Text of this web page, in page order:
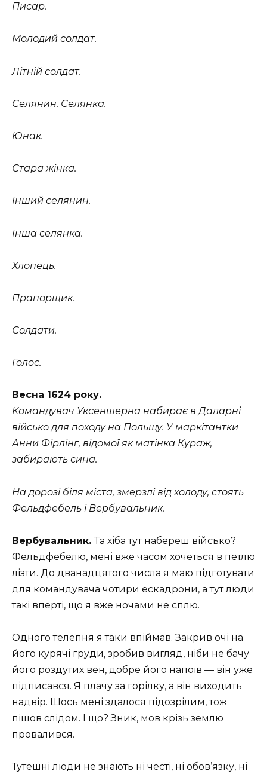
Писар.
Молодий солдат.
Літній солдат.
Селянин. Селянка.
Юнак.
Стара жінка.
Інший селянин.
Інша селянка.
Хлопець.
Прапорщик.
Солдати.
Голос.
Весна 1624 року.
Командувач Уксеншерна набирає в Даларні
військо для походу на Польщу. У маркітантки
Анни Фірлінг, відомої як матінка Кураж,
забирають сина.
На дорозі біля міста, змерзлі від холоду, стоять
Фельдфебель і Вербувальник.
Вербувальник.Та хіба тут набереш військо?
Фельдфебелю, мені вже часом хочеться в петлю
лізти. До дванадцятого числа я маю підготувати
для командувача чотири ескадрони, а тут люди
такі вперті, що я вже ночами не сплю.
Одного телепня я таки впіймав. Закрив очі на
його курячі груди, зробив вигляд, ніби не бачу
його роздутих вен, добре його напоїв — він уже
підписався. Я плачу за горілку, а він виходить
надвір. Щось мені здалося підозрілим, тож
пішов слідом. І що? Зник, мов крізь землю
провалився.
Тутешні люди не знають ні честі, ні обов’язку, ні